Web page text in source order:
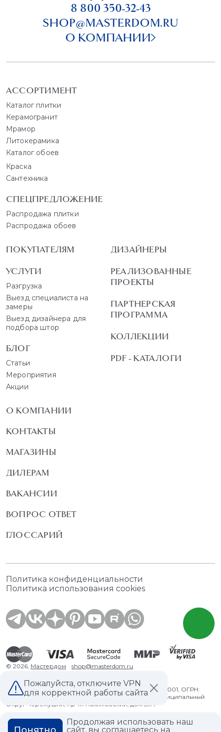
8 800 350-32-43
SHOP@MASTERDOM.RU
О КОМПАНИИ
АССОРТИМЕНТ
Каталог плитки
Керамогранит
Мрамор
Литокерамика
Каталог обоев
Краска
Сантехника
СПЕЦПРЕДЛОЖЕНИЕ
Распродажа плитки
Распродажа обоев
ПОКУПАТЕЛЯМ
УСЛУГИ
Разгрузка
Выезд специалиста на
замеры
Выезд дизайнера для
подбора штор
БЛОГ
Статьи
Мероприятия
Акции
ДИЗАЙНЕРЫ
РЕАЛИЗОВАННЫЕ
ПРОЕКТЫ
ПАРТНЕРСКАЯ
ПРОГРАММА
КОЛЛЕКЦИИ
PDF - КАТАЛОГИ
О КОМПАНИИ
КОНТАКТЫ
МАГАЗИНЫ
ДИЛЕРАМ
ВАКАНСИИ
ВОПРОС ОТВЕТ
ГЛОССАРИЙ
Политика конфиденциальности
Политика использования cookies
© 2026, Мастердом shop@masterdom.ru
ООО "АРТДЕКОРИУМ", ИНН: 9728136130, КПП: 772801001, ОГРН:
1247700460260, 117335, Город Москва, вн.тер. г. Муниципальный
Округ Черемушки, пр-кт Нахимовский, дом 59А
Пожалуйста, отключите VPN
для корректной работы сайта
Продолжая использовать наш
сайт, вы соглашаетесь на